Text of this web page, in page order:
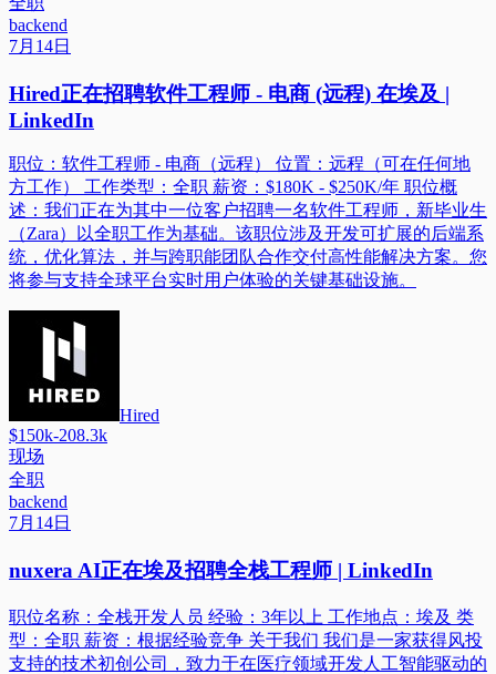
backend
7月14日
Hired正在招聘软件工程师 - 电商 (远程) 在埃及 |
LinkedIn
职位：软件工程师 - 电商（远程） 位置：远程（可在任何地
方工作） 工作类型：全职 薪资：$180K - $250K/年 职位概
述：我们正在为其中一位客户招聘一名软件工程师，新毕业生
（Zara）以全职工作为基础。该职位涉及开发可扩展的后端系
统，优化算法，并与跨职能团队合作交付高性能解决方案。您
将参与支持全球平台实时用户体验的关键基础设施。
Hired
$150k-208.3k
现场
全职
backend
7月14日
nuxera AI正在埃及招聘全栈工程师 | LinkedIn
职位名称：全栈开发人员 经验：3年以上 工作地点：埃及 类
型：全职 薪资：根据经验竞争 关于我们 我们是一家获得风投
支持的技术初创公司，致力于在医疗领域开发人工智能驱动的